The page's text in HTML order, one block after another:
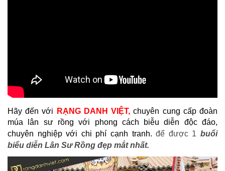
Hãy đến với RẠNG DANH VIỆT,chuyên cung cấp đoàn
múa lân sư rồng với phong cách biễu diễn độc đáo,
chuyên nghiệp với chi phí cạnh tranh.để được 1 buổi
biểu diễn Lân Sư Rồng đẹp mắt nhất.